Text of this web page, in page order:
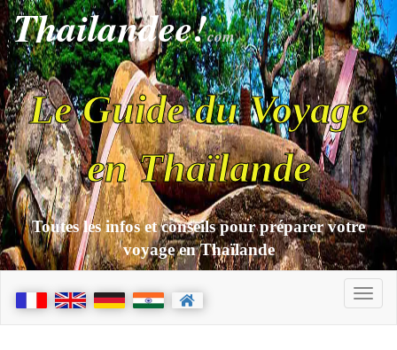
Thailandee!com
Le Guide du Voyage
en Thaïlande
Toutes les infos et conseils pour préparer votre
voyage en Thaïlande